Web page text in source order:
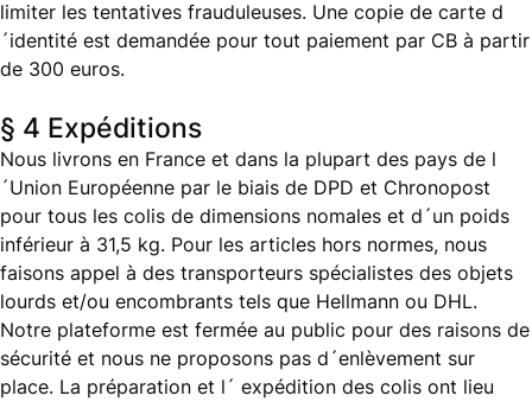
limiter les tentatives frauduleuses. Une copie de carte d
´identité est demandée pour tout paiement par CB à partir
de 300 euros.
§ 4 Expéditions
Nous livrons en France et dans la plupart des pays de l
´Union Européenne par le biais de DPD et Chronopost
pour tous les colis de dimensions nomales et d´un poids
inférieur à 31,5 kg. Pour les articles hors normes, nous
faisons appel à des transporteurs spécialistes des objets
lourds et/ou encombrants tels que Hellmann ou DHL.
Notre plateforme est fermée au public pour des raisons de
sécurité et nous ne proposons pas d´enlèvement sur
place. La préparation et l´ expédition des colis ont lieu